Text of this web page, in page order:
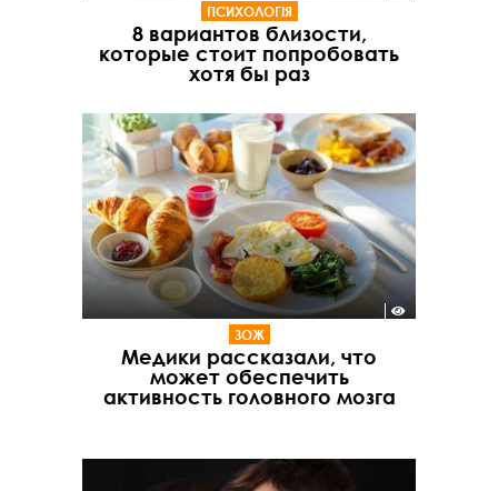
ПСИХОЛОГІЯ
8 вариантов близости,
которые стоит попробовать
хотя бы раз
ЗОЖ
Медики рассказали, что
может обеспечить
активность головного мозга